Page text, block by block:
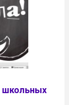
школьных